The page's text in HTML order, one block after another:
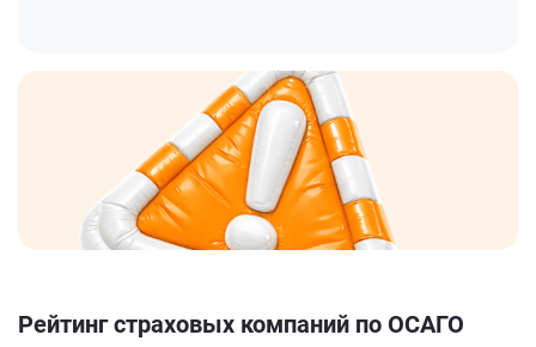
Рейтинг страховых компаний по ОСАГО